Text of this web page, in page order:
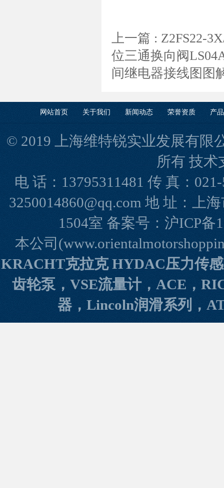
上一篇 : Z2FS22-
位三通换向阀
间继电器接线图图
网站首页 关于我们 新闻动态 荣誉资质 产
© 2019 上海维特锐实业发展有限
所有 技术
电 话：13795311481 传 真：
3250014860@qq.com 地 址：上
1504室 备案号： 沪ICP备
本公司
KRACHT克拉克 HYDAC压力传
齿轮泵，VSE流量计，ACE，
器，Lincoln润滑系列，